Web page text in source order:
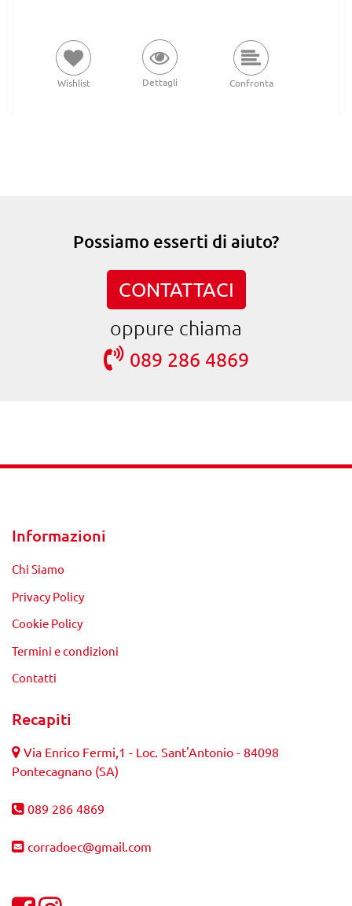
Wishlist Dettagli Confronta
Possiamo esserti di aiuto?
CONTATTACI
oppure chiama
089 286 4869
Informazioni
Chi Siamo
Privacy Policy
Cookie Policy
Termini e condizioni
Contatti
Recapiti
Via Enrico Fermi,1 - Loc. Sant'Antonio - 84098
Pontecagnano (SA)
089 286 4869
corradoec@gmail.com